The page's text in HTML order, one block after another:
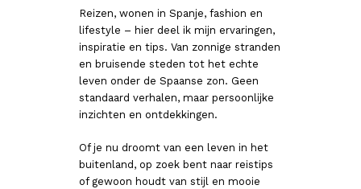
Reizen, wonen in Spanje, fashion en
lifestyle – hier deel ik mijn ervaringen,
inspiratie en tips. Van zonnige stranden
en bruisende steden tot het echte
leven onder de Spaanse zon. Geen
standaard verhalen, maar persoonlijke
inzichten en ontdekkingen.
Of je nu droomt van een leven in het
buitenland, op zoek bent naar reistips
of gewoon houdt van stijl en mooie